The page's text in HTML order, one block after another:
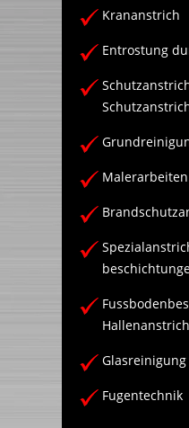
Krananstrich
Entrostung
Malerarbeiten
Glasreinigung
Fugentechnik